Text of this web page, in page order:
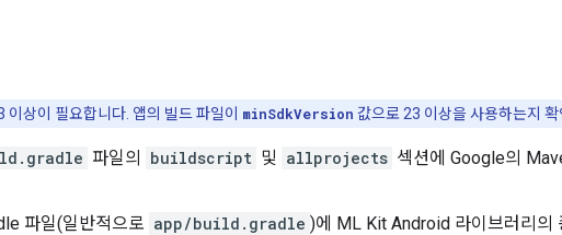
상이 필요합니다. 앱의 빌드 파일이 minSdkVersion 값으로 23 이상을 사용하는지 확
파일의 buildscript 및 allprojects 섹션에 Google의
파일(일반적으로 app/build.gradle )에 ML Kit Android 라이브러리의